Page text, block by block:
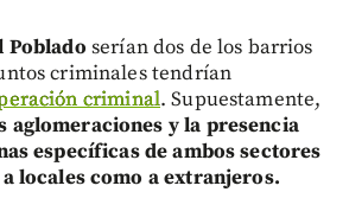
Poblado serían dos de los barrios
criminales tendrían
criminal. Supuestamente,
aglomeraciones y la presencia
específicas de ambos sectores
locales como a extranjeros.